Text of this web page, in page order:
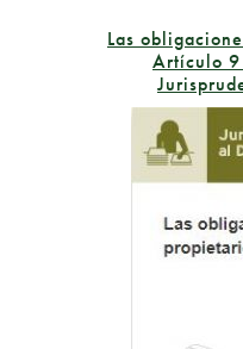
Las
Artículo 9